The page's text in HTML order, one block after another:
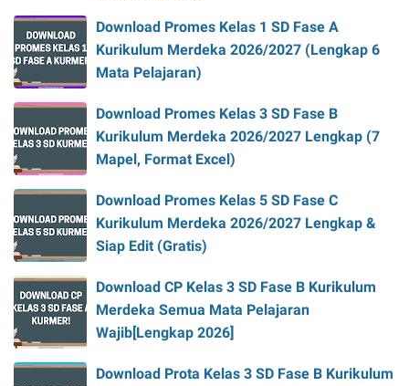
Download Promes Kelas 1 SD Fase A
Kurikulum Merdeka 2026/2027 (Lengkap 6
Mata Pelajaran)
Download Promes Kelas 3 SD Fase B
Kurikulum Merdeka 2026/2027 Lengkap (7
Mapel, Format Excel)
Download Promes Kelas 5 SD Fase C
Kurikulum Merdeka 2026/2027 Lengkap &
Siap Edit (Gratis)
Download CP Kelas 3 SD Fase B Kurikulum
Merdeka Semua Mata Pelajaran
Wajib[Lengkap 2026]
Download Prota Kelas 3 SD Fase B Kurikulum